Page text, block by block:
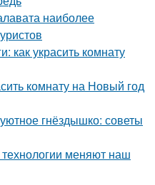
наиболее
как украсить комнату
комнату на Новый год
гнёздышко: советы
меняют наш